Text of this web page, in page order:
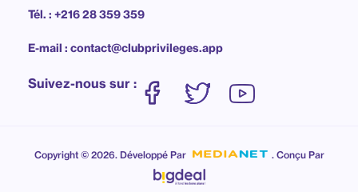
Tél. : +216 28 359 359
E-mail : contact@clubprivileges.app
Suivez-nous sur :
Copyright © 2026. Développé Par . Conçu Par